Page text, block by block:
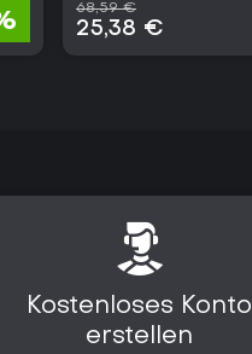
68,59 €
25,38 €
Kostenloses Konto
erstellen